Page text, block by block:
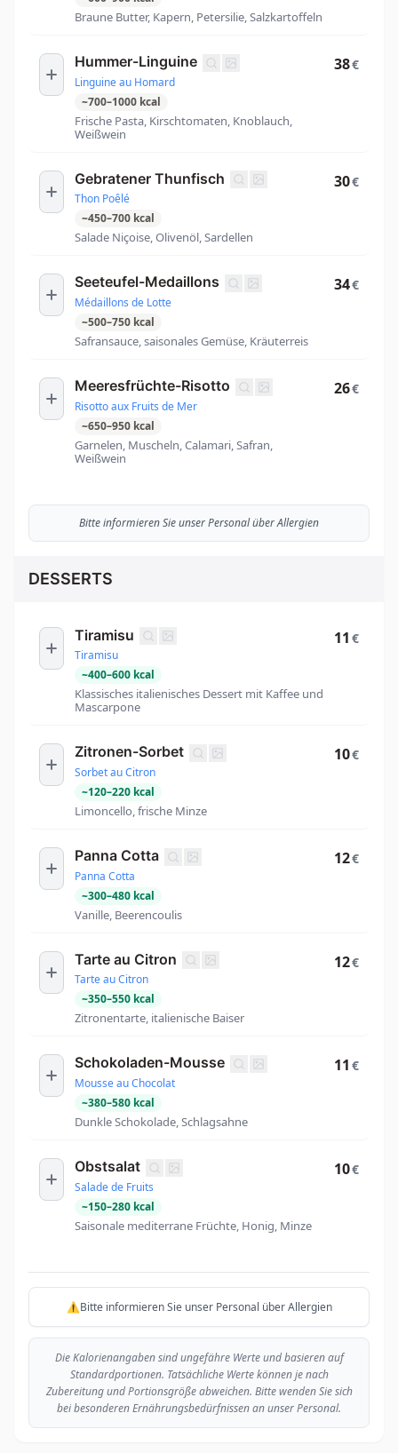
Braune Butter, Kapern, Petersilie, Salzkartoffeln
Hummer-Linguine
Linguine au Homard
~700–1000 kcal
Frische Pasta, Kirschtomaten, Knoblauch,
Weißwein
38€
Gebratener Thunfisch
Thon Poêlé
~450–700 kcal
Salade Niçoise, Olivenöl, Sardellen
30€
Seeteufel-Medaillons
Médaillons de Lotte
~500–750 kcal
Safransauce, saisonales Gemüse, Kräuterreis
34€
Meeresfrüchte-Risotto
Risotto aux Fruits de Mer
~650–950 kcal
Garnelen, Muscheln, Calamari, Safran,
Weißwein
26€
Bitte informieren Sie unser Personal über Allergien
DESSERTS
Tiramisu
Tiramisu
~400–600 kcal
Klassisches italienisches Dessert mit Kaffee und
Mascarpone
11 €
Zitronen-Sorbet
Sorbet au Citron
~120–220 kcal
Limoncello, frische Minze
10€
Panna Cotta
Panna Cotta
~300–480 kcal
Vanille, Beerencoulis
12€
Tarte au Citron
Tarte au Citron
~350–550 kcal
Zitronentarte, italienische Baiser
12€
Schokoladen-Mousse
Mousse au Chocolat
~380–580 kcal
Dunkle Schokolade, Schlagsahne
11 €
Obstsalat
Salade de Fruits
~150–280 kcal
Saisonale mediterrane Früchte, Honig, Minze
10€
⚠️Bitte informieren Sie unser Personal über Allergien
Die Kalorienangaben sind ungefähre Werte und basieren auf
Standardportionen. Tatsächliche Werte können je nach
Zubereitung und Portionsgröße abweichen. Bitte wenden Sie sich
bei besonderen Ernährungsbedürfnissen an unser Personal.